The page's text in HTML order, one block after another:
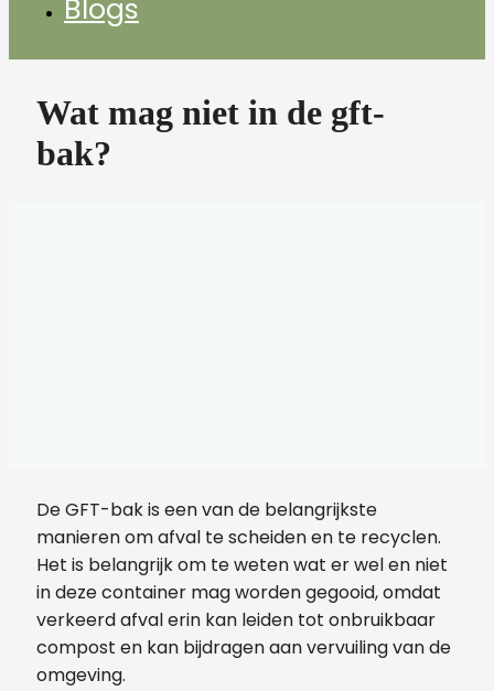
Blogs
Wat mag niet in de gft-
bak?
De GFT-bak is een van de belangrijkste
manieren om afval te scheiden en te recyclen.
Het is belangrijk om te weten wat er wel en niet
in deze container mag worden gegooid, omdat
verkeerd afval erin kan leiden tot onbruikbaar
compost en kan bijdragen aan vervuiling van de
omgeving.